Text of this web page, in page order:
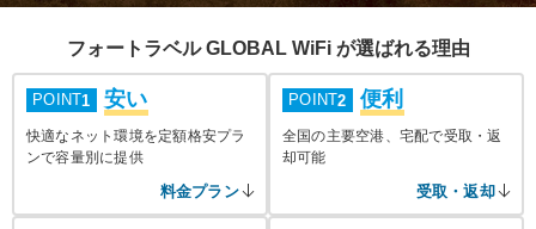
フォートラベル GLOBAL WiFi が選ばれる理由
POINT1 安い
快適なネット環境を定額格安プラ
ンで容量別に提供
料金プラン
POINT2 便利
全国の主要空港、宅配で受取・返
却可能
受取・返却